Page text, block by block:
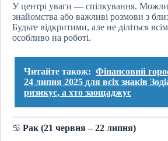
У центрі уваги — спілкування.
знайомства або важливі розмови з
Будьте відкритими, але не діліться
особливо на роботі.
Читайте також: Фінансовий
24 липня 2025 для всіх знаків
ризикує, а хто заощаджує
♋ Рак (21 червня – 22 липня)